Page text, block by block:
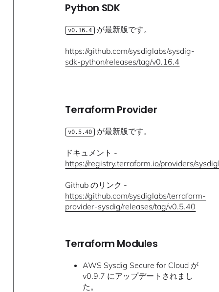
Python SDK
v0.16.4 が最新版です。
https://github.com/sysdiglabs/sysdig-
sdk-python/releases/tag/v0.16.4
Terraform Provider
v0.5.40 が最新版です。
ドキュメント -
https://registry.terraform.io/providers/
Github のリンク -
https://github.com/sysdiglabs/terraform-
provider-sysdig/releases/tag/v0.5.40
Terraform Modules
AWS Sysdig Secure for Cloud が
v0.9.7 にアップデートされまし
た。